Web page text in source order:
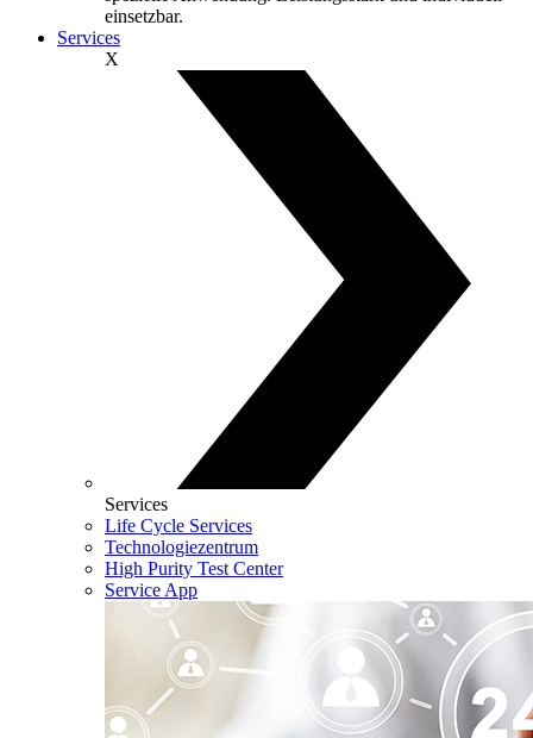
einsetzbar.
Services
X
Services
Life Cycle Services
Technologiezentrum
High Purity Test Center
Service App